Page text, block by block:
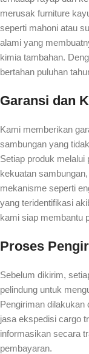
merusak furniture
seperti mahoni atau
alami yang
kimia tambahan.
bertahan puluhan
Garansi dan
Kami memberikan
sambungan yang
Setiap produk
kekuatan
mekanisme seperti
yang teridentifikasi
kami siap membantu
Proses
Sebelum dikirim,
pelindung untuk
Pengiriman
jasa ekspedisi cargo
informasikan secara
pembayaran.